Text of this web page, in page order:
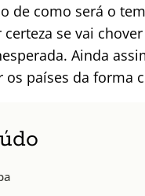
de como será o
se vai
Ainda
países da forma